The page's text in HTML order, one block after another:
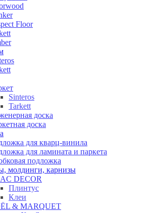
Floor
Sinteros
Tarkett
доска
доска
для кварц-винила
для ламината и паркета
подложка
молдинги, карнизы
DECOR
Плинтус
Клеи
& MARQUET